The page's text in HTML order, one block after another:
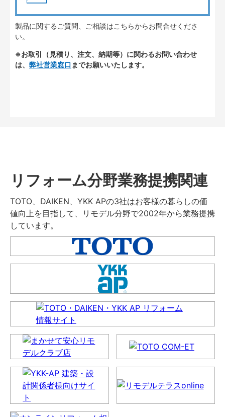
製品に関するご質問、ご相談はこちらからお問合せくださ
い。
※お取引（見積り、注文、納期等）に関わるお問い合わせ
は、 弊社営業窓口 までお願いいたします。
リフォーム分野業務提携関連
TOTO、DAIKEN、YKK APの3社はお客様の暮らしの価
値向上を目指して、リモデル分野で2002年から業務提携
しています。